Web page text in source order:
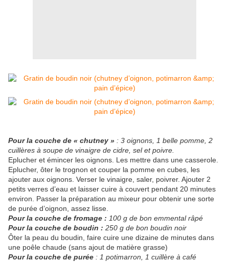
Pour la couche de « chutney » : 3 oignons, 1 belle pomme, 2
cuillères à soupe de vinaigre de cidre, sel et poivre.
Eplucher et émincer les oignons. Les mettre dans une casserole.
Eplucher, ôter le trognon et couper la pomme en cubes, les
ajouter aux oignons. Verser le vinaigre, saler, poivrer. Ajouter 2
petits verres d’eau et laisser cuire à couvert pendant 20 minutes
environ. Passer la préparation au mixeur pour obtenir une sorte
de purée d’oignon, assez lisse.
Pour la couche de fromage : 100 g de bon emmental râpé
Pour la couche de boudin : 250 g de bon boudin noir
Ôter la peau du boudin, faire cuire une dizaine de minutes dans
une poêle chaude (sans ajout de matière grasse)
Pour la couche de purée : 1 potimarron, 1 cuillère à café